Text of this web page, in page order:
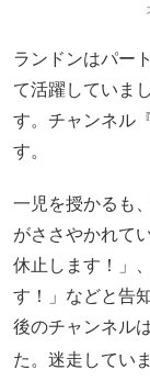
ランドンはパー
て活躍していま
す。チャンネル
す。
一児を授かるも
がささやかれて
休止します！」
す！」などと告
後のチャンネル
た。迷走してい